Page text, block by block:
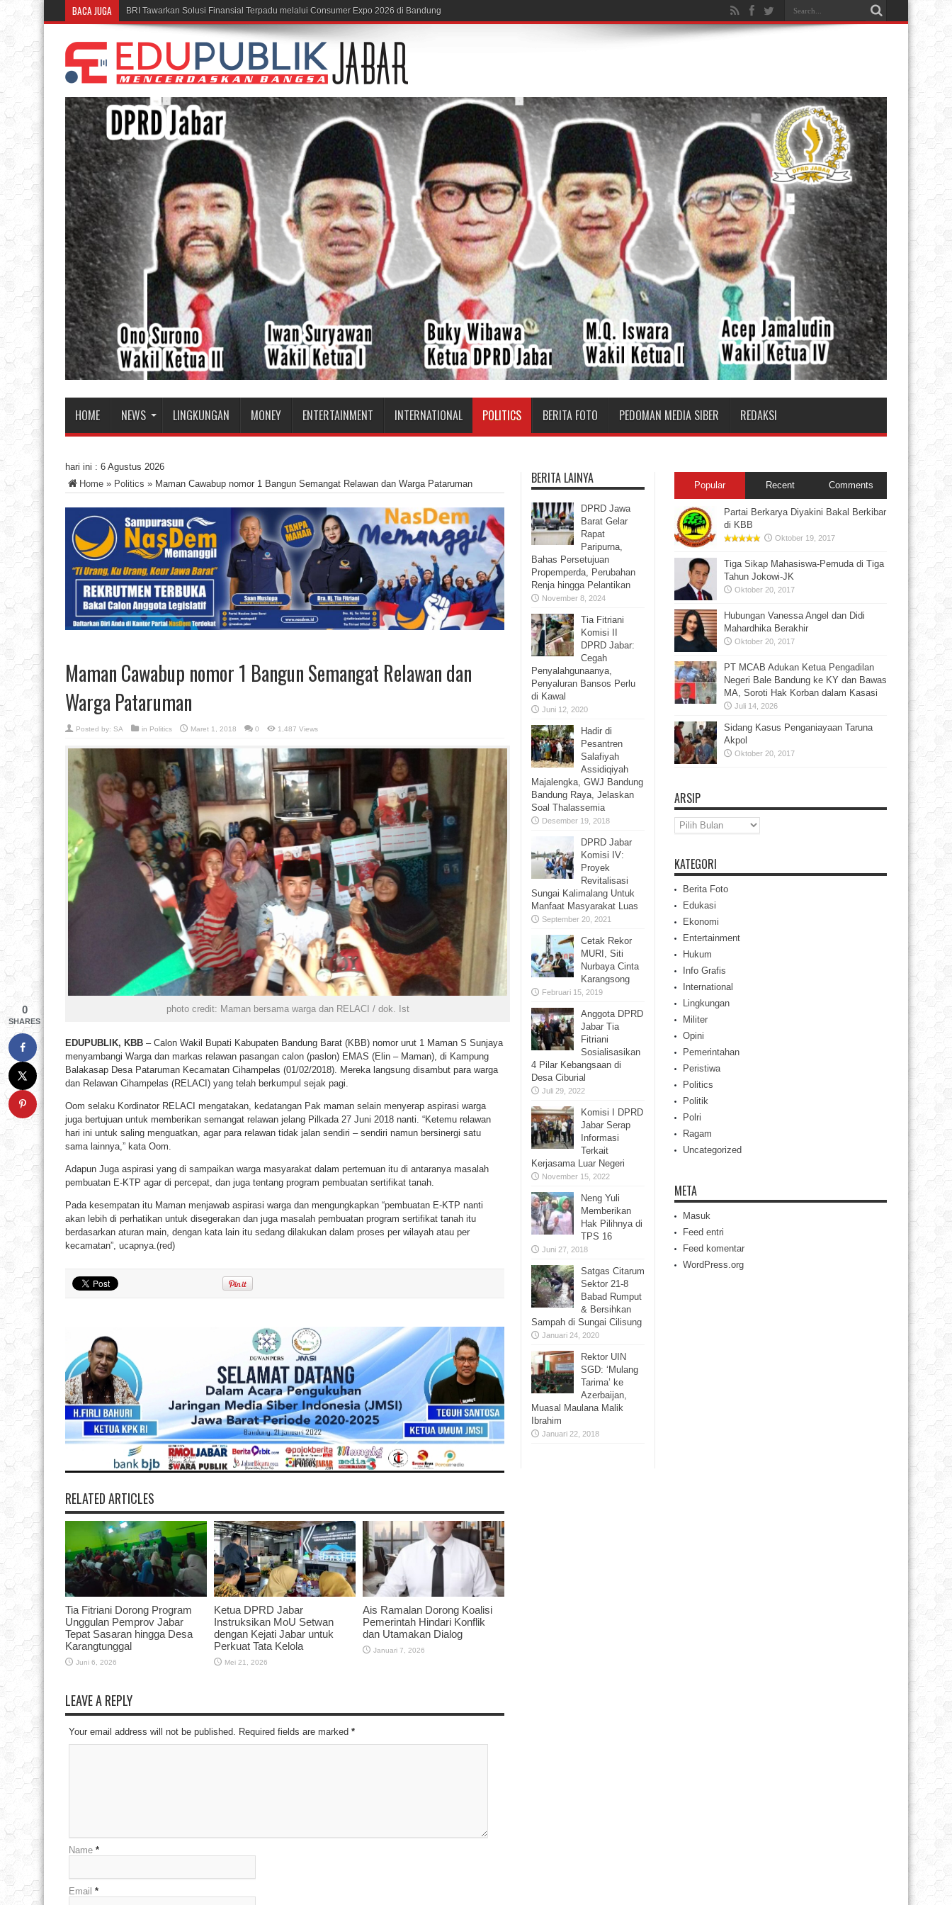
BACA JUGA Rumah BUMN BRI Bandung Cetak UMKM Ins
HOME NEWS LINGKUNGAN MONEY ENTERTAINMENT INTERNATIONAL POLITICS BERITA FOTO PEDOMAN MEDIA SIBER REDAKSI
hari ini : 6 Agustus 2026
Home » Politics » Maman Cawabup nomor 1 Bangun Semangat Relawan dan Warga Pataruman
Maman Cawabup nomor 1 Bangun Semangat Relawan dan
Warga Pataruman
Posted by: SA in Politics Maret 1, 2018 0 1,487 Views
photo credit: Maman bersama warga dan RELACI / dok. Ist
EDUPUBLIK, KBB – Calon Wakil Bupati Kabupaten Bandung Barat (KBB) nomor urut 1 Maman S Sunjaya
menyambangi Warga dan markas relawan pasangan calon (paslon) EMAS (Elin – Maman), di Kampung
Balakasap Desa Pataruman Kecamatan Cihampelas (01/02/2018). Mereka langsung disambut para warga
dan Relawan Cihampelas (RELACI) yang telah berkumpul sejak pagi.
Oom selaku Kordinator RELACI mengatakan, kedatangan Pak maman selain menyerap aspirasi warga
juga bertujuan untuk memberikan semangat relawan jelang Pilkada 27 Juni 2018 nanti. “Ketemu relawan
hari ini untuk saling menguatkan, agar para relawan tidak jalan sendiri – sendiri namun bersinergi satu
sama lainnya,” kata Oom.
Adapun Juga aspirasi yang di sampaikan warga masyarakat dalam pertemuan itu di antaranya masalah
pembuatan E-KTP agar di percepat, dan juga tentang program pembuatan sertifikat tanah.
Pada kesempatan itu Maman menjawab aspirasi warga dan mengungkapkan “pembuatan E-KTP nanti
akan lebih di perhatikan untuk disegerakan dan juga masalah pembuatan program sertifikat tanah itu
berdasarkan aturan main, dengan kata lain itu sedang dilakukan dalam proses per wilayah atau per
kecamatan”, ucapnya.(red)
RELATED ARTICLES
Tia Fitriani Dorong Program
Unggulan Pemprov Jabar
Tepat Sasaran hingga Desa
Karangtunggal
Juni 6, 2026
Ketua DPRD Jabar
Instruksikan MoU Setwan
dengan Kejati Jabar untuk
Perkuat Tata Kelola
Mei 21, 2026
Ais Ramalan Dorong Koalisi
Pemerintah Hindari Konflik
dan Utamakan Dialog
Januari 7, 2026
LEAVE A REPLY
Your email address will not be published. Required fields are marked *
Name *
Email *
BERITA LAINYA
DPRD Jawa
Barat Gelar
Rapat
Paripurna,
Bahas Persetujuan
Propemperda, Perubahan
Renja hingga Pelantikan
November 8, 2024
Tia Fitriani
Komisi II
DPRD Jabar:
Cegah
Penyalahgunaanya,
Penyaluran Bansos Perlu
di Kawal
Juni 12, 2020
Hadir di
Pesantren
Salafiyah
Assidiqiyah
Majalengka, GWJ Bandung
Bandung Raya, Jelaskan
Soal Thalassemia
Desember 19, 2018
DPRD Jabar
Komisi IV:
Proyek
Revitalisasi
Sungai Kalimalang Untuk
Manfaat Masyarakat Luas
September 20, 2021
Cetak Rekor
MURI, Siti
Nurbaya Cinta
Karangsong
Februari 15, 2019
Anggota DPRD
Jabar Tia
Fitriani
Sosialisasikan
4 Pilar Kebangsaan di
Desa Ciburial
Juli 29, 2022
Komisi I DPRD
Jabar Serap
Informasi
Terkait
Kerjasama Luar Negeri
November 15, 2022
Neng Yuli
Memberikan
Hak Pilihnya di
TPS 16
Juni 27, 2018
Satgas Citarum
Sektor 21-8
Babad Rumput
& Bersihkan
Sampah di Sungai Cilisung
Januari 24, 2020
Rektor UIN
SGD: ‘Mulang
Tarima’ ke
Azerbaijan,
Muasal Maulana Malik
Ibrahim
Januari 22, 2018
Popular Recent Comments
Partai Berkarya Diyakini Bakal Berkibar
di KBB
Oktober 19, 2017
Tiga Sikap Mahasiswa-Pemuda di Tiga
Tahun Jokowi-JK
Oktober 20, 2017
Hubungan Vanessa Angel dan Didi
Mahardhika Berakhir
Oktober 20, 2017
PT MCAB Adukan Ketua Pengadilan
Negeri Bale Bandung ke KY dan Bawas
MA, Soroti Hak Korban dalam Kasasi
Juli 14, 2026
Sidang Kasus Penganiayaan Taruna
Akpol
Oktober 20, 2017
ARSIP
Arsip
KATEGORI
Berita Foto
Edukasi
Ekonomi
Entertainment
Hukum
Info Grafis
International
Lingkungan
Militer
Opini
Pemerintahan
Peristiwa
Politics
Politik
Polri
Ragam
Uncategorized
META
Masuk
Feed entri
Feed komentar
WordPress.org
0
SHARES